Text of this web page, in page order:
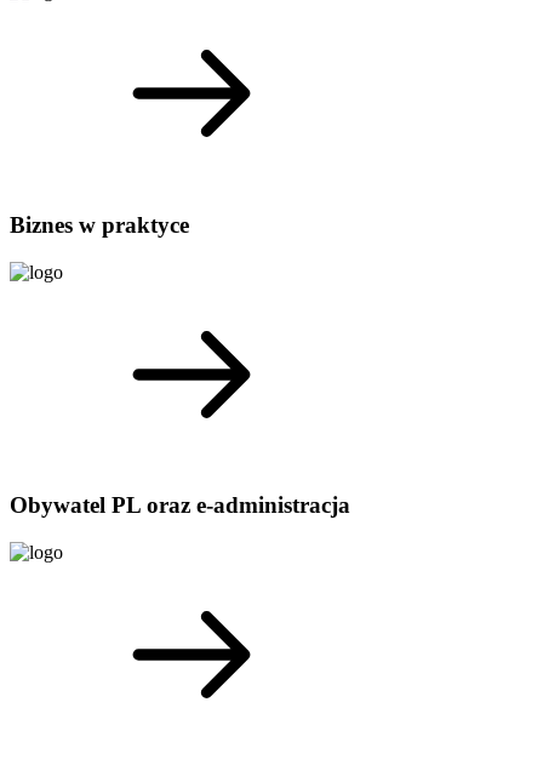
Biznes w praktyce
Obywatel PL oraz e-administracja